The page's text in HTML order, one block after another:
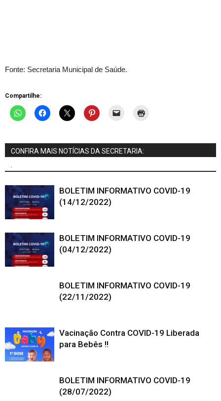
Fonte: Secretaria Municipal de Saúde.
Compartilhe:
CONFIRA MAIS NOTÍCIAS DA SECRETARIA:
BOLETIM INFORMATIVO COVID-19
(14/12/2022)
BOLETIM INFORMATIVO COVID-19
(04/12/2022)
BOLETIM INFORMATIVO COVID-19
(22/11/2022)
Vacinação Contra COVID-19 Liberada
para Bebês !!
BOLETIM INFORMATIVO COVID-19
(28/07/2022)